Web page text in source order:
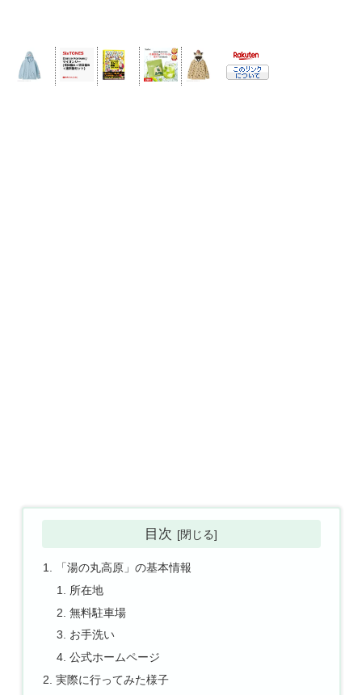
目次
「湯の丸高原」の基本情報
所在地
無料駐車場
お手洗い
公式ホームページ
実際に行ってみた様子